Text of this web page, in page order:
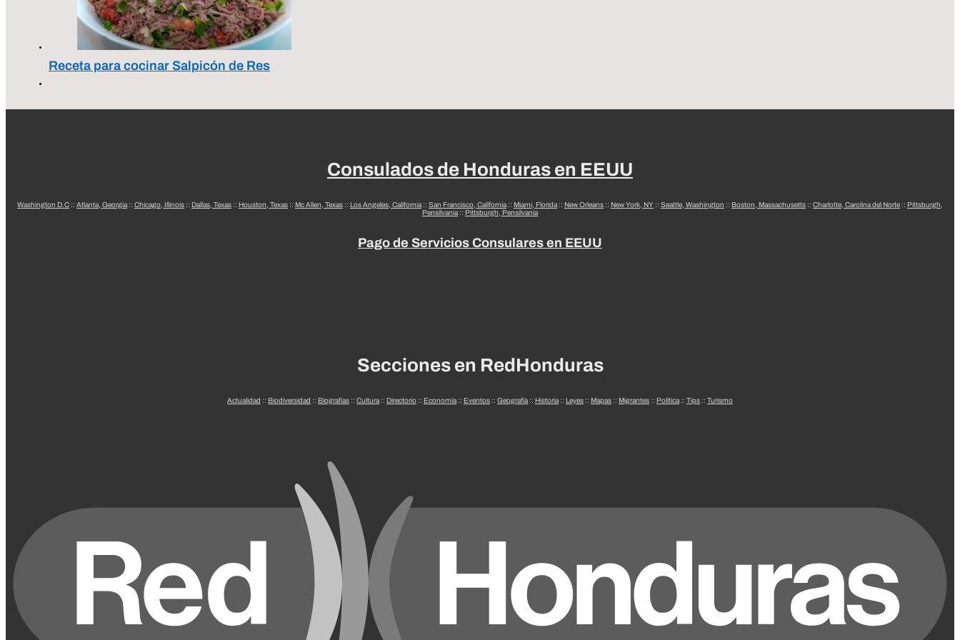
Receta para cocinar Salpicón de Res
Consulados de Honduras en EEUU
Washington D.C :: Atlanta, Georgia:: Chicago, Illinois :: Dallas, Texas :: Houston, Texas :: Mc Allen, Texas :: Los Angeles, California:: San Francisco, California:: Miami, Florida:: New Orleans :: New York, NY :: Seattle, Washington :: Boston, Massachusetts :: Charlotte, Carolina del Norte :: Pittsburgh,
Pensilvania:: Pittsburgh, Pensilvania
Pago de Servicios Consulares en EEUU
Secciones en RedHonduras
Actualidad :: Biodiversidad :: Biografías :: Cultura :: Directorio :: Economía :: Eventos :: Geografía :: Historia :: Leyes :: Mapas :: Migrantes :: Política :: Tips :: Turismo